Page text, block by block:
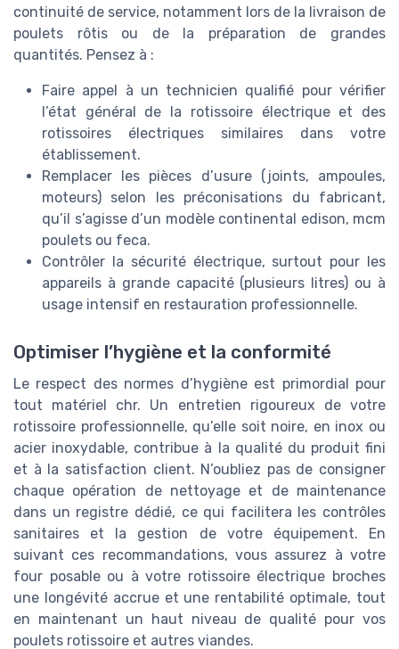
continuité de service, notamment lors de la livraison de
poulets rôtis ou de la préparation de grandes
quantités. Pensez à :
Faire appel à un technicien qualifié pour vérifier
l’état général de la rotissoire électrique et des
rotissoires électriques similaires dans votre
établissement.
Remplacer les pièces d’usure (joints, ampoules,
moteurs) selon les préconisations du fabricant,
qu’il s’agisse d’un modèle continental edison, mcm
poulets ou feca.
Contrôler la sécurité électrique, surtout pour les
appareils à grande capacité (plusieurs litres) ou à
usage intensif en restauration professionnelle.
Optimiser l’hygiène et la conformité
Le respect des normes d’hygiène est primordial pour
tout matériel chr. Un entretien rigoureux de votre
rotissoire professionnelle, qu’elle soit noire, en inox ou
acier inoxydable, contribue à la qualité du produit fini
et à la satisfaction client. N’oubliez pas de consigner
chaque opération de nettoyage et de maintenance
dans un registre dédié, ce qui facilitera les contrôles
sanitaires et la gestion de votre équipement. En
suivant ces recommandations, vous assurez à votre
four posable ou à votre rotissoire électrique broches
une longévité accrue et une rentabilité optimale, tout
en maintenant un haut niveau de qualité pour vos
poulets rotissoire et autres viandes.